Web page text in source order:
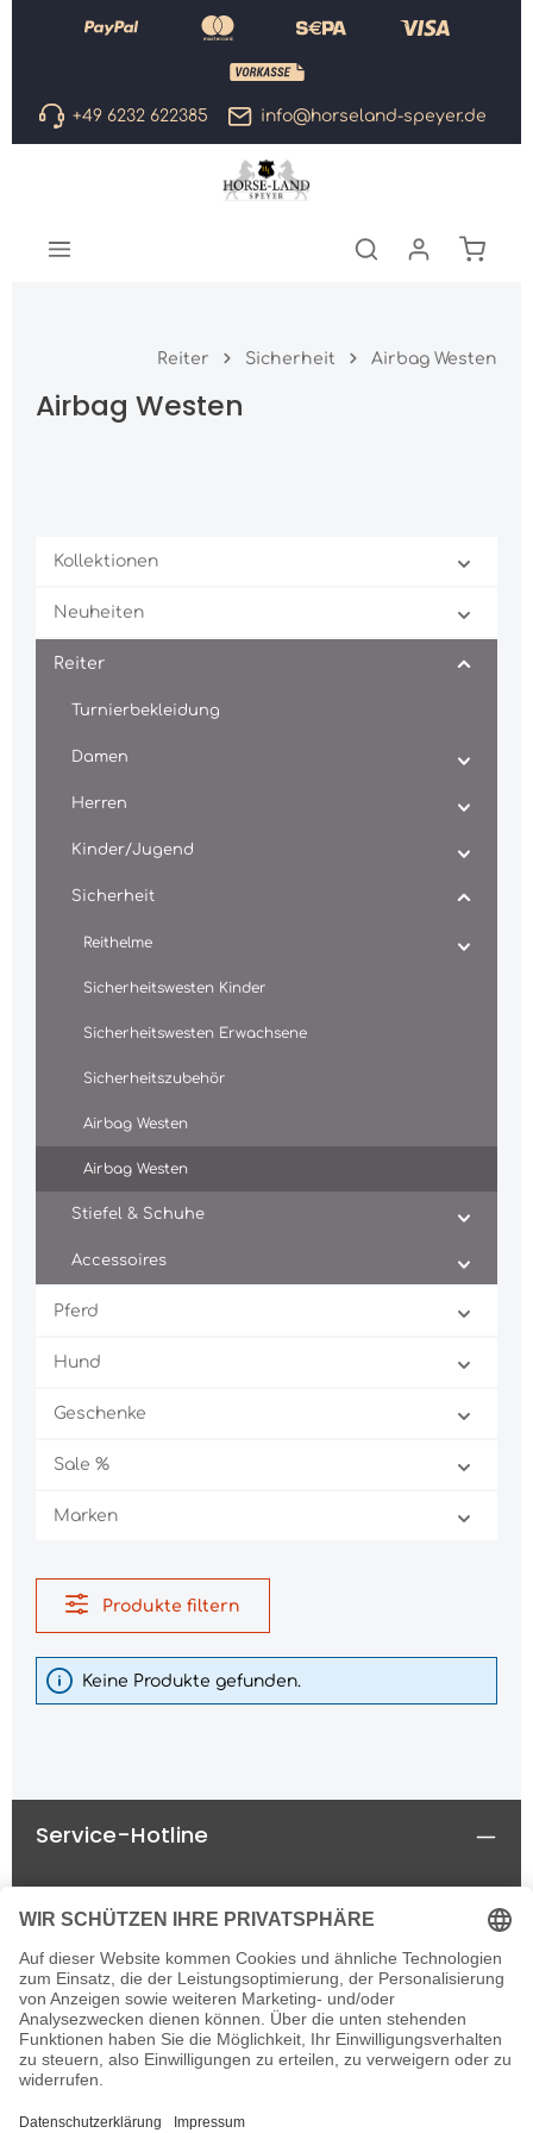
Zum Hauptinhalt springen
+49 6232 622385 info@horseland-speyer.de
Reiter Sicherheit Airbag Westen
Airbag Westen
Kollektionen
Neuheiten
Reiter
Turnierbekleidung
Damen
Herren
Kinder/Jugend
Sicherheit
Reithelme
Sicherheitswesten Kinder
Sicherheitswesten Erwachsene
Sicherheitszubehör
Airbag Westen
Airbag Westen
Stiefel & Schuhe
Accessoires
Pferd
Hund
Geschenke
Sale %
Marken
Produkte filtern
Keine Produkte gefunden.
Service-Hotline
Rechtliches
Informationen
Newsletter